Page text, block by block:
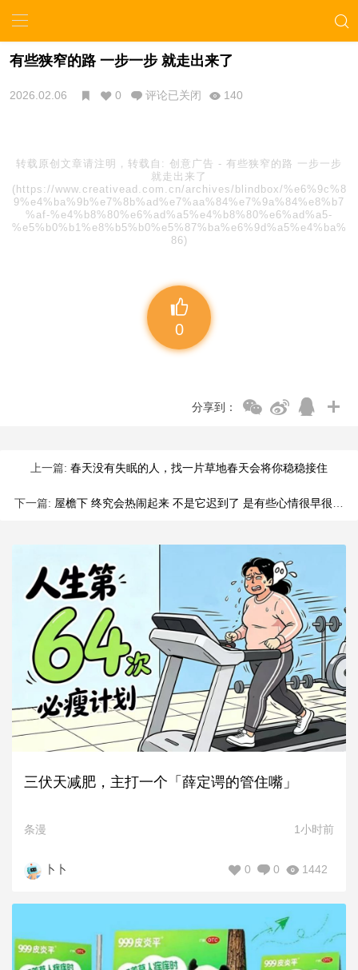
有些狭窄的路 一步一步 就走出来了
2026.02.06 0 评论已关闭 140
转载原创文章请注明，转载自: 创意广告 - 有些狭窄的路 一步一步
就走出来了
(https://www.creativead.com.cn/archives/blindbox/%e6%9c%8
9%e4%ba%9b%e7%8b%ad%e7%aa%84%e7%9a%84%e8%b7
%af-%e4%b8%80%e6%ad%a5%e4%b8%80%e6%ad%a5-
%e5%b0%b1%e8%b5%b0%e5%87%ba%e6%9d%a5%e4%ba%
86)
0
分享到：
上一篇: 春天没有失眠的人，找一片草地春天会将你稳稳接住
下一篇: 屋檐下 终究会热闹起来 不是它迟到了 是有些心情很早很早就到了
三伏天减肥，主打一个「薛定谔的管住嘴」
条漫 1小时前
卜卜 1442
0
0